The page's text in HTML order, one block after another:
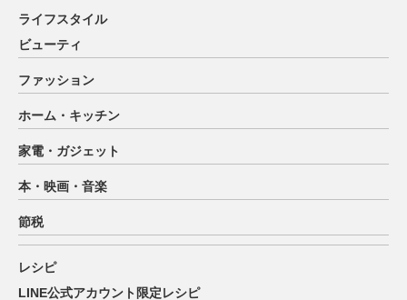
ライフスタイル
ビューティ
ファッション
ホーム・キッチン
家電・ガジェット
本・映画・音楽
節税
レシピ
LINE公式アカウント限定レシピ